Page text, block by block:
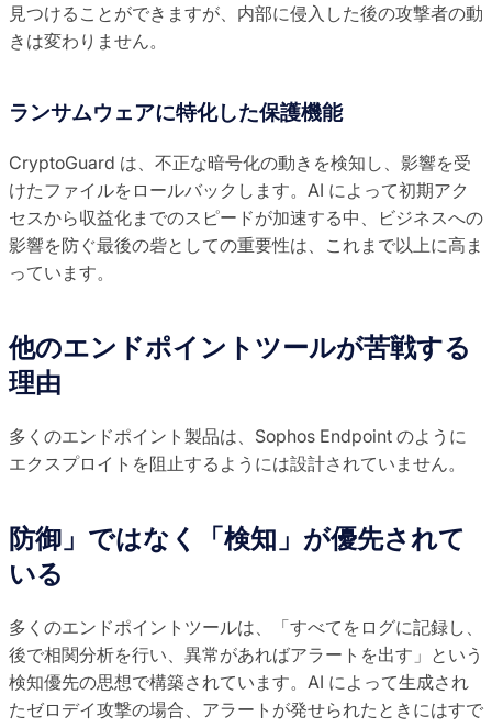
見つけることができますが、内部に侵入した後の攻撃者の動
きは変わりません。
ランサムウェアに特化した保護機能
CryptoGuard は、不正な暗号化の動きを検知し、影響を受
けたファイルをロールバックします。AI によって初期アク
セスから収益化までのスピードが加速する中、ビジネスへの
影響を防ぐ最後の砦としての重要性は、これまで以上に高ま
っています。
他のエンドポイントツールが苦戦する
理由
多くのエンドポイント製品は、Sophos Endpoint のように
エクスプロイトを阻止するようには設計されていません。
防御」ではなく「検知」が優先されて
いる
多くのエンドポイントツールは、「すべてをログに記録し、
後で相関分析を行い、異常があればアラートを出す」という
検知優先の思想で構築されています。AI によって生成され
たゼロデイ攻撃の場合、アラートが発せられたときにはすで